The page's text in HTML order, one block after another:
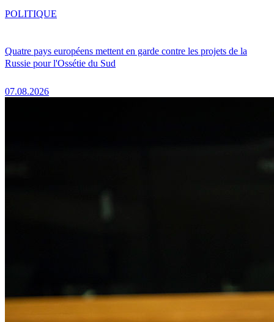
Quatre pays européens mettent en garde contre les projets de la
Russie pour l'Ossétie du Sud
07.08.2026
POLITIQUE